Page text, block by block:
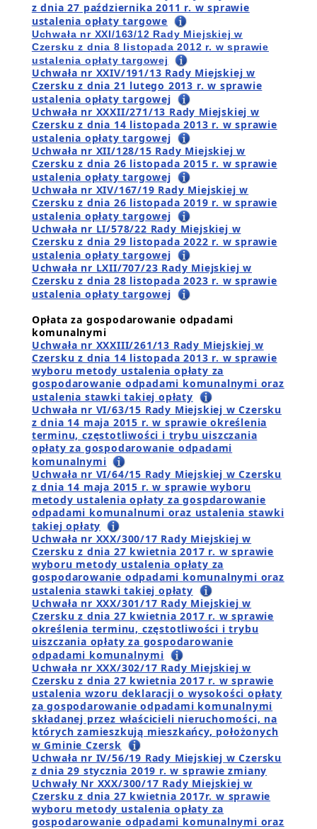
z dnia 27 października 2011 r. w sprawie
ustalenia opłaty targowe
Uchwała nr XXI/163/12 Rady Miejskiej w
Czersku z dnia 8 listopada 2012 r. w sprawie
ustalenia opłaty targowej
Uchwała nr XXIV/191/13 Rady Miejskiej w
Czersku z dnia 21 lutego 2013 r. w sprawie
ustalenia opłaty targowej
Uchwała nr XXXII/271/13 Rady Miejskiej w
Czersku z dnia 14 listopada 2013 r. w sprawie
ustalenia opłaty targowej
Uchwała nr XII/128/15 Rady Miejskiej w
Czersku z dnia 26 listopada 2015 r. w sprawie
ustalenia opłaty targowej
Uchwała nr XIV/167/19 Rady Miejskiej w
Czersku z dnia 26 listopada 2019 r. w sprawie
ustalenia opłaty targowej
Uchwała nr LI/578/22 Rady Miejskiej w
Czersku z dnia 29 listopada 2022 r. w sprawie
ustalenia opłaty targowej
Uchwała nr LXII/707/23 Rady Miejskiej w
Czersku z dnia 28 listopada 2023 r. w sprawie
ustalenia opłaty targowej
Opłata za gospodarowanie odpadami
komunalnymi
Uchwała nr XXXIII/261/13 Rady Miejskiej w
Czersku z dnia 14 listopada 2013 r. w sprawie
wyboru metody ustalenia opłaty za
gospodarowanie odpadami komunalnymi oraz
ustalenia stawki takiej opłaty
Uchwała nr VI/63/15 Rady Miejskiej w Czersku
z dnia 14 maja 2015 r. w sprawie określenia
terminu, częstotliwości i trybu uiszczania
opłaty za gospodarowanie odpadami
komunalnymi
Uchwała nr VI/64/15 Rady Miejskiej w Czersku
z dnia 14 maja 2015 r. w sprawie wyboru
metody ustalenia opłaty za gospdarowanie
odpadami komunalnumi oraz ustalenia stawki
takiej opłaty
Uchwała nr XXX/300/17 Rady Miejskiej w
Czersku z dnia 27 kwietnia 2017 r. w sprawie
wyboru metody ustalenia opłaty za
gospodarowanie odpadami komunalnymi oraz
ustalenia stawki takiej opłaty
Uchwała nr XXX/301/17 Rady Miejskiej w
Czersku z dnia 27 kwietnia 2017 r. w sprawie
określenia terminu, częstotliwości i trybu
uiszczania opłaty za gospodarowanie
odpadami komunalnymi
Uchwała nr XXX/302/17 Rady Miejskiej w
Czersku z dnia 27 kwietnia 2017 r. w sprawie
ustalenia wzoru deklaracji o wysokości opłaty
za gospodarowanie odpadami komunalnymi
składanej przez właścicieli nieruchomości, na
których zamieszkują mieszkańcy, położonych
w Gminie Czersk
Uchwała nr IV/56/19 Rady Miejskiej w Czersku
z dnia 29 stycznia 2019 r. w sprawie zmiany
Uchwały Nr XXX/300/17 Rady Miejskiej w
Czersku z dnia 27 kwietnia 2017r. w sprawie
wyboru metody ustalenia opłaty za
gospodarowanie odpadami komunalnymi oraz